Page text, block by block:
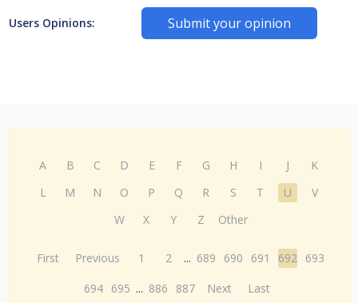
Users Opinions: Submit your opinion
A B C D E F G H I J
K
L
M N O P Q R S T U
V
W
X Y Z Other
First Previous 1 2 ... 689 690 691 692 693
694 695 ... 886 887 Next Last